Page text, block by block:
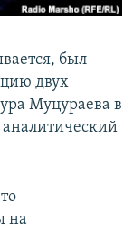
был
двух
Муцураева в
аналитический
на